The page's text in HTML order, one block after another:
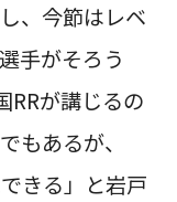
、今節はレベ
手がそろう
RRが講じるの
もあるが、
きる」と岩戸